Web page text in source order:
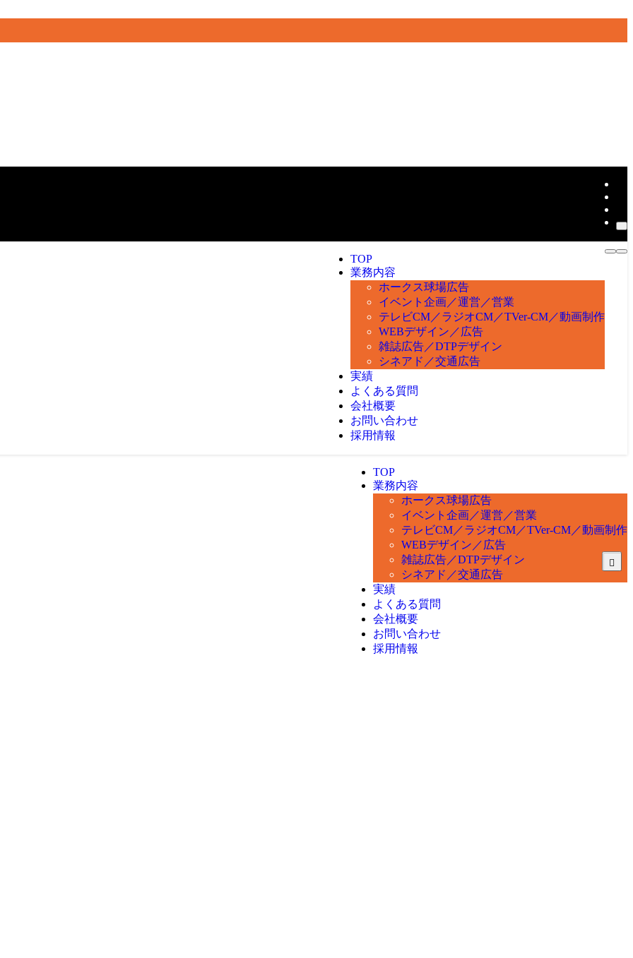
TOP
業務内容
ホークス球場広告
イベント企画／運営／営業
テレビCM／ラジオCM／TVer-CM／動画制作
WEBデザイン／広告
雑誌広告／DTPデザイン
シネアド／交通広告
実績
よくある質問
会社概要
お問い合わせ
採用情報
TOP
業務内容
ホークス球場広告
イベント企画／運営／営業
テレビCM／ラジオCM／TVer-CM／動画制作
WEBデザイン／広告
雑誌広告／DTPデザイン
シネアド／交通広告
実績
よくある質問
会社概要
お問い合わせ
採用情報